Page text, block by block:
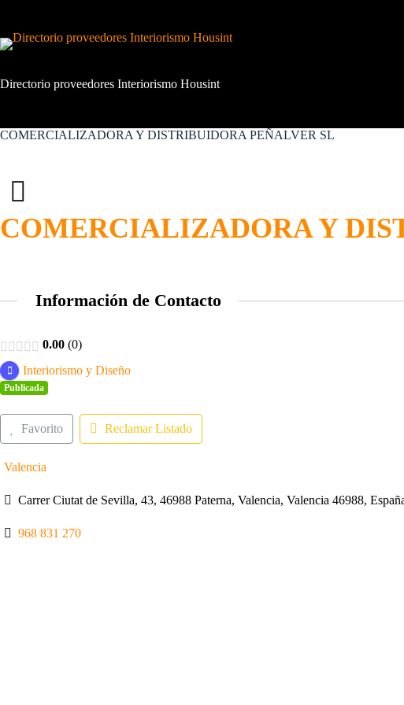
contenido
Directorio proveedores Interiorismo Housint
COMERCIALIZADORA Y DISTRIBUIDORA PEÑALVER SL
COMERCIALIZADORA Y
Información de Contacto
0.00 0
Interiorismo y Diseño
Publicada
Favorito Reclamar Listado
Valencia
Carrer Ciutat de Sevilla, 43, 46988 Paterna, Valencia, Valencia 46988,
968 831 270